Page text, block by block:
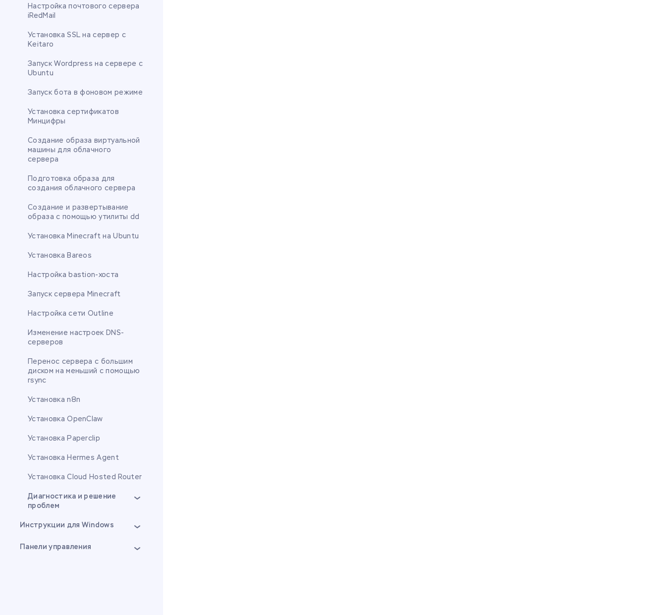
Настройка почтового сервера
iRedMail
Установка SSL на сервер с
Keitaro
Запуск Wordpress на сервере c
Ubuntu
Запуск бота в фоновом режиме
Установка сертификатов
Минцифры
Создание образа виртуальной
машины для облачного
сервера
Подготовка образа для
создания облачного сервера
Создание и развертывание
образа с помощью утилиты dd
Установка Minecraft на Ubuntu
Установка Bareos
Настройка bastion-хоста
Запуск сервера Minecraft
Настройка сети Outline
Изменение настроек DNS-
серверов
Перенос сервера с большим
диском на меньший с помощью
rsync
Установка n8n
Установка OpenClaw
Установка Paperclip
Установка Hermes Agent
Установка Cloud Hosted Router
Диагностика и решение
проблем
Инструкции для Windows
Панели управления